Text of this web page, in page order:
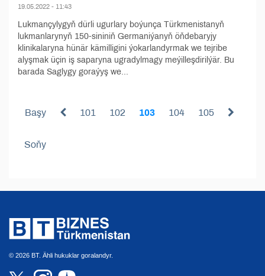
19.05.2022 - 11:43
Lukmançylygyň dürli ugurlary boýunça Türkmenistanyň
lukmanlarynyň 150-sininiň Germaniýanyň öňdebaryjy
klinikalaryna hünär kämilligini ýokarlandyrmak we tejribe
alyşmak üçin iş saparyna ugradylmagy meýilleşdirilýär. Bu
barada Saglygy goraýyş we...
Başy 101 102 103 104 105
Soňy
© 2026 BT. Ähli hukuklar goralandyr.